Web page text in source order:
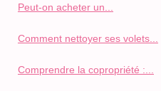
Peut-on acheter un...
Comment nettoyer ses volets...
Comprendre la copropriété :...